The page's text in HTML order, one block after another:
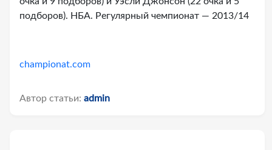
подборов). НБА. Регулярный чемпионат — 2013/14
championat.com
Автор статьи: admin